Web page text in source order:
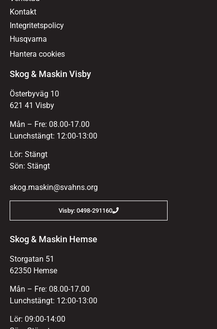
Kontakt
Integritetspolicy
Husqvarna
Hantera cookies
Skog & Maskin Visby
Österbyväg 10
621 41 Visby
Mån – Fre: 08.00-17.00
Lunchstängt: 12:00-13:00
Lör: Stängt
Sön: Stängt
skog.maskin@svahns.org
Visby: 0498-291160
Skog & Maskin Hemse
Storgatan 51
62350 Hemse
Mån – Fre: 08.00-17.00
Lunchstängt: 12:00-13:00
Lör: 09:00-14:00